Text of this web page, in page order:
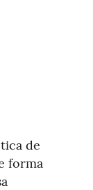
de
forma